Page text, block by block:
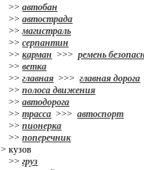
>>автобан
>>автострада
>>магистраль
>>серпантин
>>карман >>>ремень
>>ветка
>>главная >>>главная дорога
>>полоса движения
>>автодорога
>>трасса >>>автоспорт
>>пионерка
>>поперечник
> кузов
>>груз